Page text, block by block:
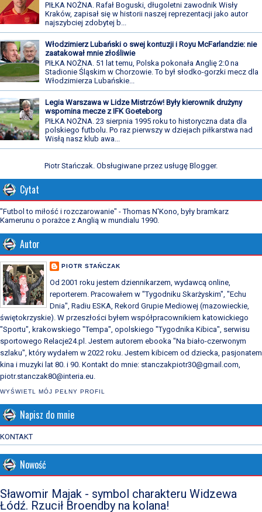
PIŁKA NOŻNA. Rafał Boguski, długoletni zawodnik Wisły
Kraków, zapisał się w historii naszej reprezentacji jako autor
najszybciej zdobytej b...
Włodzimierz Lubański o swej kontuzji i Royu McFarlandzie: nie
zaatakował mnie złośliwie
PIŁKA NOŻNA. 51 lat temu, Polska pokonała Anglię 2:0 na
Stadionie Śląskim w Chorzowie. To był słodko-gorzki mecz dla
Włodzimierza Lubańskie...
Legia Warszawa w Lidze Mistrzów! Były kierownik drużyny
wspomina mecze z IFK Goeteborg
PIŁKA NOŻNA. 23 sierpnia 1995 roku to historyczna data dla
polskiego futbolu. Po raz pierwszy w dziejach piłkarstwa nad
Wisłą nasz klub awa...
Piotr Stańczak. Obsługiwane przez usługę Blogger.
Cytat
"Futbol to miłość i rozczarowanie" - Thomas N'Kono, były bramkarz
Kamerunu o porażce z Anglią w mundialu 1990.
Autor
PIOTR STAŃCZAK
Od 2001 roku jestem dziennikarzem, wydawcą online,
reporterem. Pracowałem w "Tygodniku Skarżyskim", "Echu
Dnia", Radiu ESKA, Rekord Grupie Mediowej (mazowieckie,
świętokrzyskie). W przeszłości byłem współpracownikiem katowickiego
"Sportu", krakowskiego "Tempa", opolskiego "Tygodnika Kibica", serwisu
sportowego Relacje24.pl. Jestem autorem ebooka "Na biało-czerwonym
szlaku", który wydałem w 2022 roku. Jestem kibicem od dziecka, pasjonatem
kina i muzyki lat 80. i 90. Kontakt do mnie: stanczakpiotr30@gmail.com,
piotr.stanczak80@interia.eu.
WYŚWIETL MÓJ PEŁNY PROFIL
Napisz do mnie
KONTAKT
Nowość
Sławomir Majak - symbol charakteru Widzewa
Łódź. Rzucił Broendby na kolana!